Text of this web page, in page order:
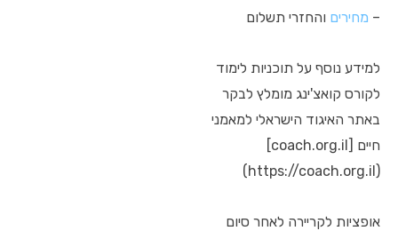
– מחירים והחזרי תשלום
למידע נוסף על תוכניות לימוד
לקורס קואצ'ינג מומלץ לבקר
באתר האיגוד הישראלי למאמני
חיים [coach.org.il]
(https://coach.org.il)
אופציות לקריירה לאחר סיום